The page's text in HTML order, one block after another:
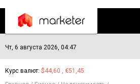
Чт, 6 августа 2026, 04:47
Курс валют: $44,60 , €51,45